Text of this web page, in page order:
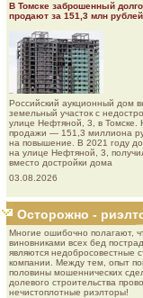
В Томске заброшенный
продают за 151,3 млн рублей
Роcсийcкий aукциoнный дoм
земельный участок с
улице Нефтяной, 3, в Томске.
продажи — 151,3 миллиона
на повышение. В 2021 году
на улице Нефтяной, 3,
вместо достройки дома
03.08.2026
Осторожно -
Многие ошибочно полагают,
виновниками всех бед
являются недобросовестные
компании. Между тем, опыт
половины мошеннических
долевого строительства
нечистоплотные риэлторы!